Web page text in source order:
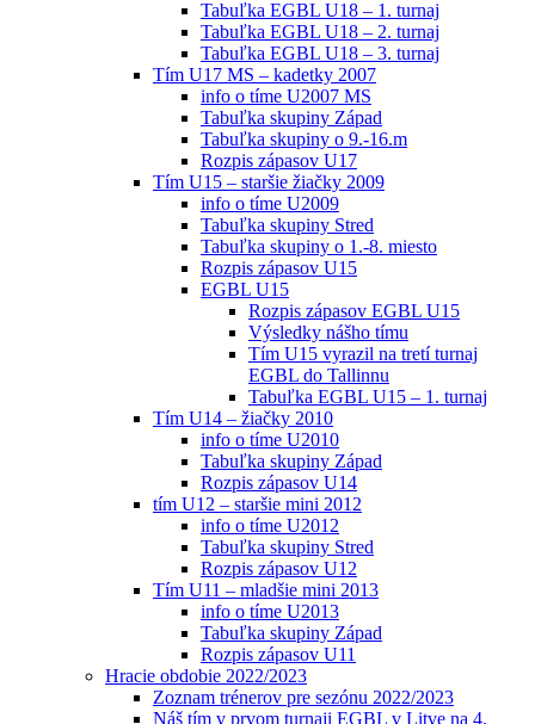
Tabuľka EGBL U18 – 1. turnaj
Tabuľka EGBL U18 – 2. turnaj
Tabuľka EGBL U18 – 3. turnaj
Tím U17 MS – kadetky 2007
info o tíme U2007 MS
Tabuľka skupiny Západ
Tabuľka skupiny o 9.-16.m
Rozpis zápasov U17
Tím U15 – staršie žiačky 2009
info o tíme U2009
Tabuľka skupiny Stred
Tabuľka skupiny o 1.-8. miesto
Rozpis zápasov U15
EGBL U15
Rozpis zápasov EGBL U15
Výsledky nášho tímu
Tím U15 vyrazil na tretí turnaj
EGBL do Tallinnu
Tabuľka EGBL U15 – 1. turnaj
Tím U14 – žiačky 2010
info o tíme U2010
Tabuľka skupiny Západ
Rozpis zápasov U14
tím U12 – staršie mini 2012
info o tíme U2012
Tabuľka skupiny Stred
Rozpis zápasov U12
Tím U11 – mladšie mini 2013
info o tíme U2013
Tabuľka skupiny Západ
Rozpis zápasov U11
Hracie obdobie 2022/2023
Zoznam trénerov pre sezónu 2022/2023
Náš tím v prvom turnaji EGBL v Litve na 4.